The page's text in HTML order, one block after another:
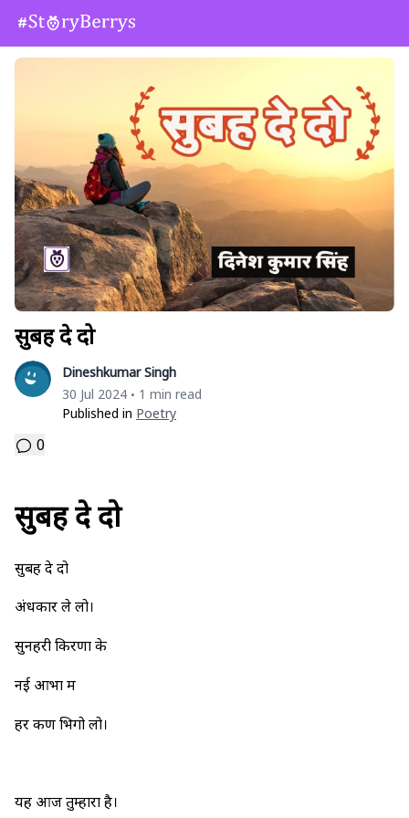
सुबह दे दो
Dineshkumar Singh
30 Jul 2024 • 1 min read
Published in Poetry
0
सुबह दे दो
सुबह दे दो
अंधकार ले लो।
सुनहरी किरणों के
नई आभा में
हर कण भिगो लो।
यह आज तुम्हारा है।